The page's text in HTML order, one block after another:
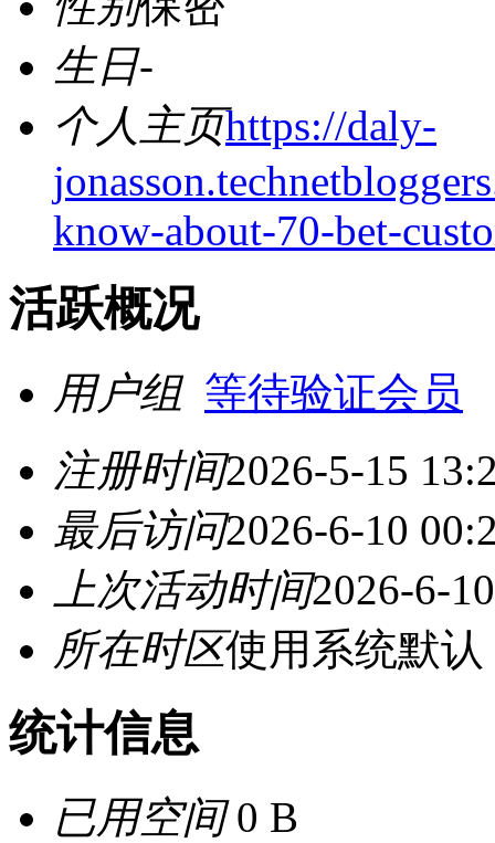
生日-
个人主页https://daly-
know-about-70-bet-
活跃概况
用户组 等待验证会员
注册时间2026-5-15
最后访问2026-6-10
上次活动时间2026-6-
所在时区使用系统默认
统计信息
已用空间0 B